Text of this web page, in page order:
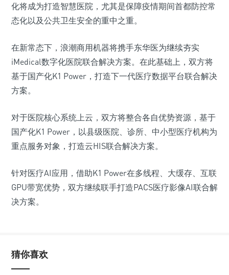
化将成为打造智慧医院，尤其是保障疫情期间首都防控常
态化以及公共卫生安全的重中之重。
在新常态下，浪潮商用机器将携手东华医为继续夯实
iMedical数字化医院联合解决方案。在此基础上，双方将
基于国产化K1 Power，打造下一代医疗数据平台联合解决
方案。
对于医院核心系统上云，双方将整合各自优势资源，基于
国产化K1 Power，以县级医院、诊所、中小型医疗机构为
重点服务对象，打造云HIS联合解决方案。
针对医疗AI应用，借助K1 Power在多线程、大缓存、互联
GPU带宽优势，双方继续联手打造PACS医疗影像AI联合解
决方案。
猜你喜欢